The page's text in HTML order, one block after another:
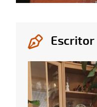
Escritor